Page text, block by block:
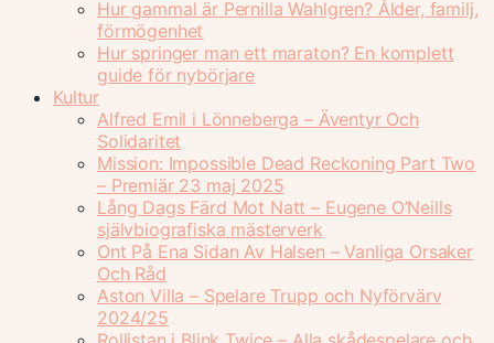
Hur gammal är Pernilla Wahlgren? Ålder, familj,
förmögenhet
Hur springer man ett maraton? En komplett
guide för nybörjare
Kultur
Alfred Emil i Lönneberga – Äventyr Och
Solidaritet
Mission: Impossible Dead Reckoning Part Two
– Premiär 23 maj 2025
Lång Dags Färd Mot Natt – Eugene O’Neills
självbiografiska mästerverk
Ont På Ena Sidan Av Halsen – Vanliga Orsaker
Och Råd
Aston Villa – Spelare Trupp och Nyförvärv
2024/25